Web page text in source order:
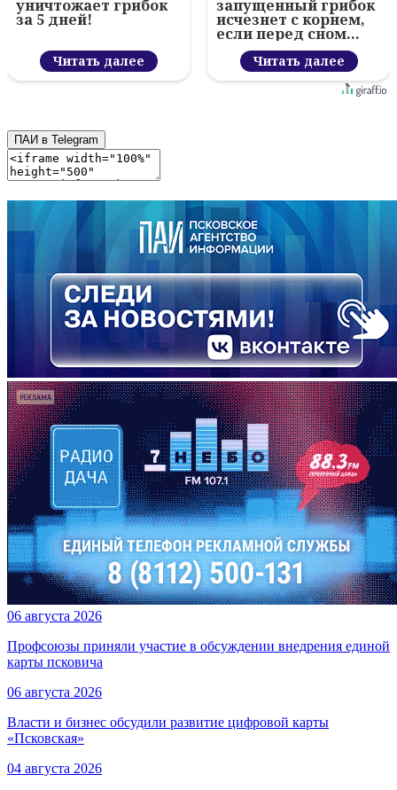
уничтожает грибок
за 5 дней!
Читать далее
запущенный грибок
исчезнет с корнем,
если перед сном…
Читать далее
ПАИ в Telegram
06 августа 2026
Профсоюзы приняли участие в обсуждении внедрения единой
карты псковича
06 августа 2026
Власти и бизнес обсудили развитие цифровой карты
«Псковская»
04 августа 2026